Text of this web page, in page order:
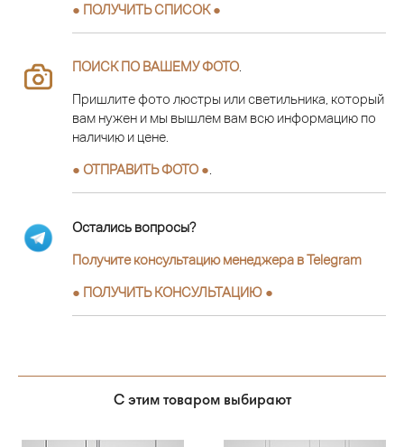
● ПОЛУЧИТЬ СПИСОК ●
ПОИСК ПО ВАШЕМУ ФОТО
Пришлите фото люстры или светильника, который
вам нужен и мы вышлем вам всю информацию по
наличию и цене.
● ОТПРАВИТЬ ФОТО ●
Остались вопросы?
Получите консультацию менеджера в Telegram
● ПОЛУЧИТЬ КОНСУЛЬТАЦИЮ ●
С этим товаром выбирают